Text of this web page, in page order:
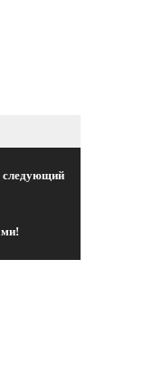
следующий